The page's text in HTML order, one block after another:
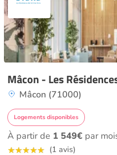
Mâcon - Les
Mâcon (71000)
Logements disponibles
À partir de 1 549€ par
(1 avis)